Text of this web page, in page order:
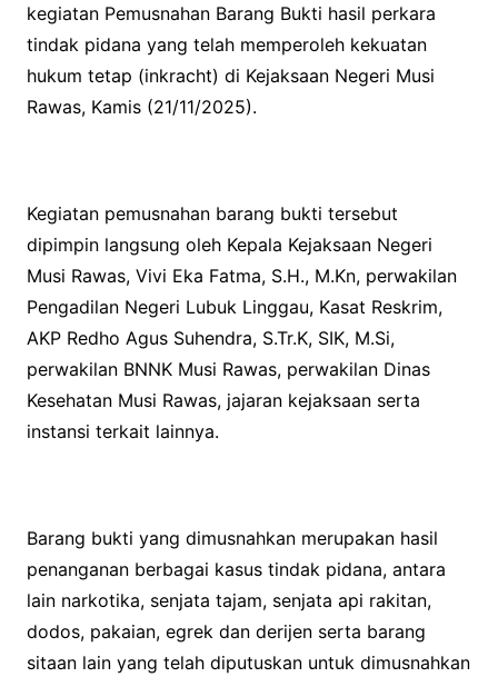
kegiatan Pemusnahan Barang Bukti hasil perkara
tindak pidana yang telah memperoleh kekuatan
hukum tetap (inkracht) di Kejaksaan Negeri Musi
Rawas, Kamis (21/11/2025).
Kegiatan pemusnahan barang bukti tersebut
dipimpin langsung oleh Kepala Kejaksaan Negeri
Musi Rawas, Vivi Eka Fatma, S.H., M.Kn, perwakilan
Pengadilan Negeri Lubuk Linggau, Kasat Reskrim,
AKP Redho Agus Suhendra, S.Tr.K, SIK, M.Si,
perwakilan BNNK Musi Rawas, perwakilan Dinas
Kesehatan Musi Rawas, jajaran kejaksaan serta
instansi terkait lainnya.
Barang bukti yang dimusnahkan merupakan hasil
penanganan berbagai kasus tindak pidana, antara
lain narkotika, senjata tajam, senjata api rakitan,
dodos, pakaian, egrek dan derijen serta barang
sitaan lain yang telah diputuskan untuk dimusnahkan